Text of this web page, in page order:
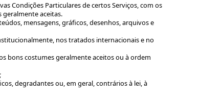
Condições Particulares de certos Serviços, com os
aceitas.
mensagens, gráficos, desenhos, arquivos e
nos tratados internacionais e no
bons costumes geralmente aceitos ou à ordem
degradantes ou, em geral, contrários à lei, à